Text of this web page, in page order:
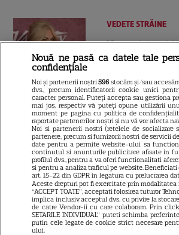
13
VEDETE STRĂINE
Hannah
alături de
despre proiect
7
VEDETE STRĂINE
Tragedie la
Kaylee Hottle.
„Godzilla vs.
18 ani
Nouă ne pasă ca datele tale
confidențiale
Noi și partenerii noștri596 stocăm și/sau
dvs., precum identificatorii cookie unici
caracter personal. Puteți accepta sau gestiona
mai jos, respectiv vă puteți opune utilizării
moment pe pagina cu politica de
raportate partenerilor noștri și nu vă vor afecta
Noi si partenerii nostri (retelele de socializare
partenere, precum si furnizorii nostri de servicii
date pentru a permite website-ului sa
continutul si anunturile publicitare afisate in
profilul dvs., pentru a va oferi functionalitati
si pentru a analiza traficul pe website.
art. 15-22 din GDPR in legatura cu prelucrarea
Aceste drepturi pot fi exercitate prin
“ACCEPT TOATE”, acceptati folosirea tuturor
implica inclusiv acceptul dvs. cu privire la
de catre Vendor-ii cu care colaboram. Prin click
SETARILE INDIVIDUAL” puteti schimba
putin cele legate de cookie strict necesare
ului.